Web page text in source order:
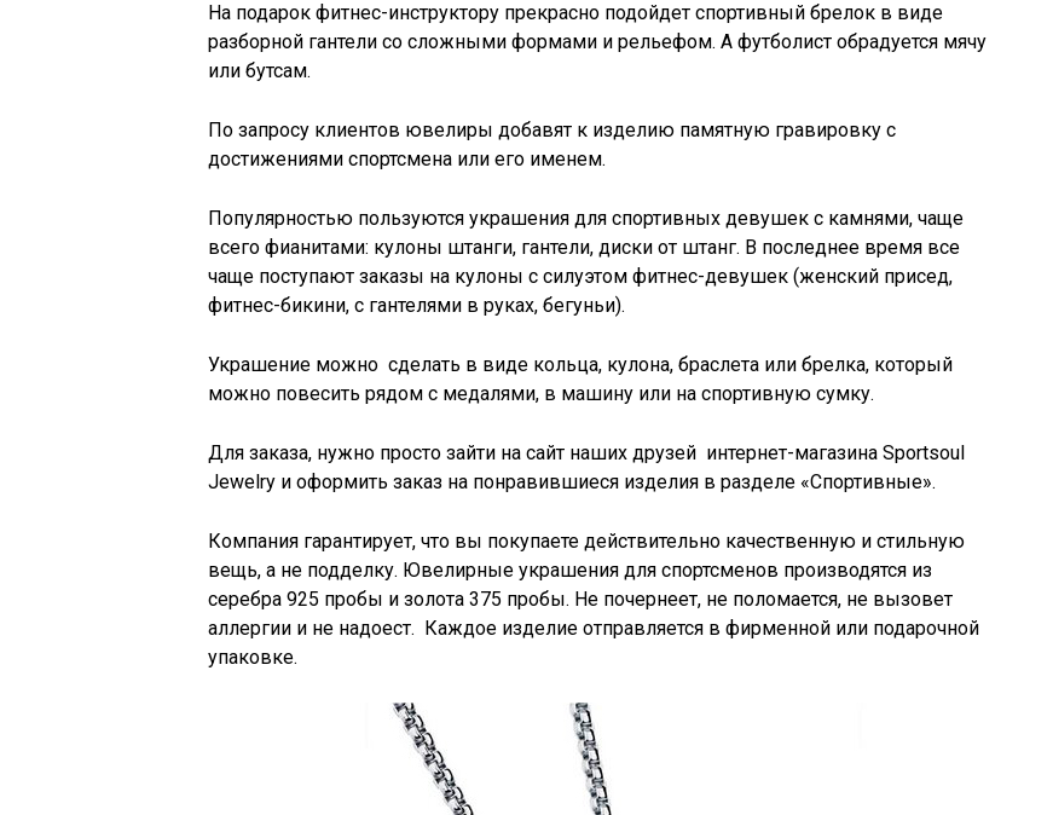
На подарок фитнес-инструктору прекрасно подойдет спортивный брелок в виде
разборной гантели со сложными формами и рельефом. А футболист обрадуется мячу
или бутсам.
По запросу клиентов ювелиры добавят к изделию памятную гравировку с
достижениями спортсмена или его именем.
Популярностью пользуются украшения для спортивных девушек с камнями, чаще
всего фианитами: кулоны штанги, гантели, диски от штанг. В последнее время все
чаще поступают заказы на кулоны с силуэтом фитнес-девушек (женский присед,
фитнес-бикини, с гантелями в руках, бегуньи).
Украшение можно сделать в виде кольца, кулона, браслета или брелка, который
можно повесить рядом с медалями, в машину или на спортивную сумку.
Для заказа, нужно просто зайти на сайт наших друзей интернет-магазина Sportsoul
Jewelry и оформить заказ на понравившиеся изделия в разделе «Спортивные».
Компания гарантирует, что вы покупаете действительно качественную и стильную
вещь, а не подделку. Ювелирные украшения для спортсменов производятся из
серебра 925 пробы и золота 375 пробы. Не почернеет, не поломается, не вызовет
аллергии и не надоест. Каждое изделие отправляется в фирменной или подарочной
упаковке.